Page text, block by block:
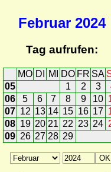
Februar 2024
Tag aufrufen:
MO DI MI DO FR SA
05
1 2 3
06
5 6 7 8 9 10
07 12 13 14 15 16 17
08 19 20 21 22 23 24
09 26 27 28 29